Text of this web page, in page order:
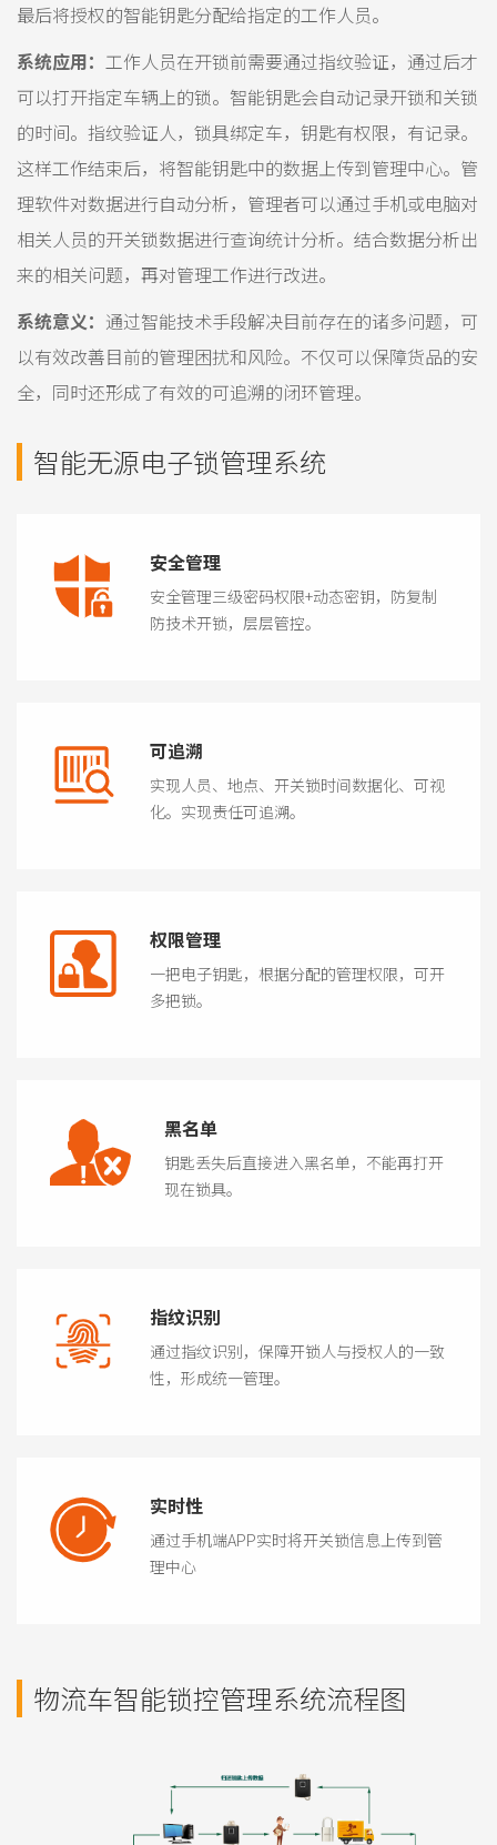
最后将授权的智能钥匙分配给指定的工作人员。
系统应用： 工作人员在开锁前需要通过指纹验证，通过后才
可以打开指定车辆上的锁。智能钥匙会自动记录开锁和关锁
的时间。指纹验证人，锁具绑定车，钥匙有权限，有记录。
这样工作结束后，将智能钥匙中的数据上传到管理中心。管
理软件对数据进行自动分析，管理者可以通过手机或电脑对
相关人员的开关锁数据进行查询统计分析。结合数据分析出
来的相关问题，再对管理工作进行改进。
系统意义： 通过智能技术手段解决目前存在的诸多问题，可
以有效改善目前的管理困扰和风险。不仅可以保障货品的安
全，同时还形成了有效的可追溯的闭环管理。
智能无源电子锁管理系统
安全管理
安全管理三级密码权限+动态密钥，防复制
防技术开锁，层层管控。
可追溯
实现人员、地点、开关锁时间数据化、可视
化。实现责任可追溯。
权限管理
一把电子钥匙，根据分配的管理权限，可开
多把锁。
黑名单
钥匙丢失后直接进入黑名单，不能再打开
现在锁具。
指纹识别
通过指纹识别，保障开锁人与授权人的一致
性，形成统一管理。
实时性
通过手机端APP实时将开关锁信息上传到管
理中心
物流车智能锁控管理系统流程图